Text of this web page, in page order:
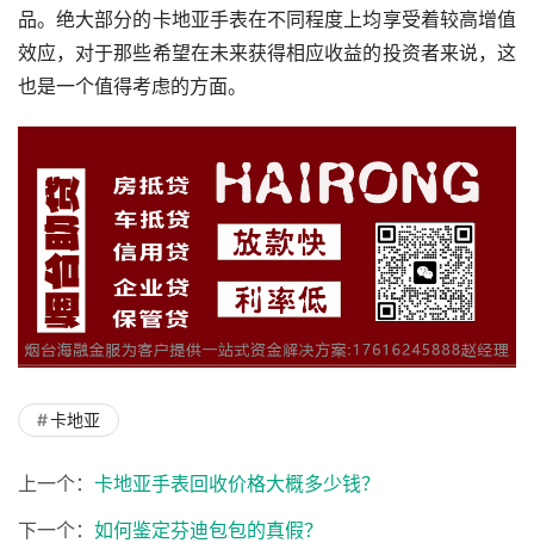
品。绝大部分的卡地亚手表在不同程度上均享受着较高增值
效应，对于那些希望在未来获得相应收益的投资者来说，这
也是一个值得考虑的方面。
卡地亚
上一个： 卡地亚手表回收价格大概多少钱？
下一个： 如何鉴定芬迪包包的真假？